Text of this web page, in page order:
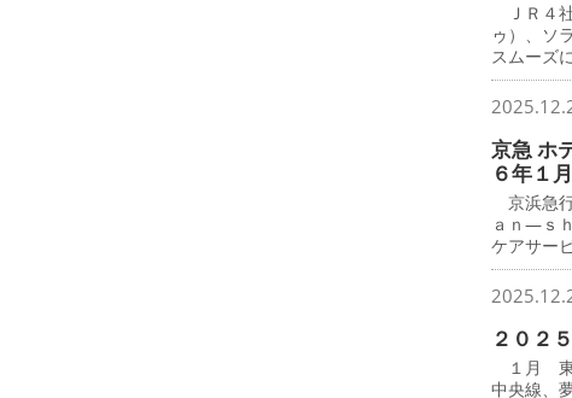
ＪＲ４
ゥ）、ソ
スムーズ
京急 ホ
６年１
京浜急
ａｎ―ｓ
ケアサー
２０２
１月
中央線、